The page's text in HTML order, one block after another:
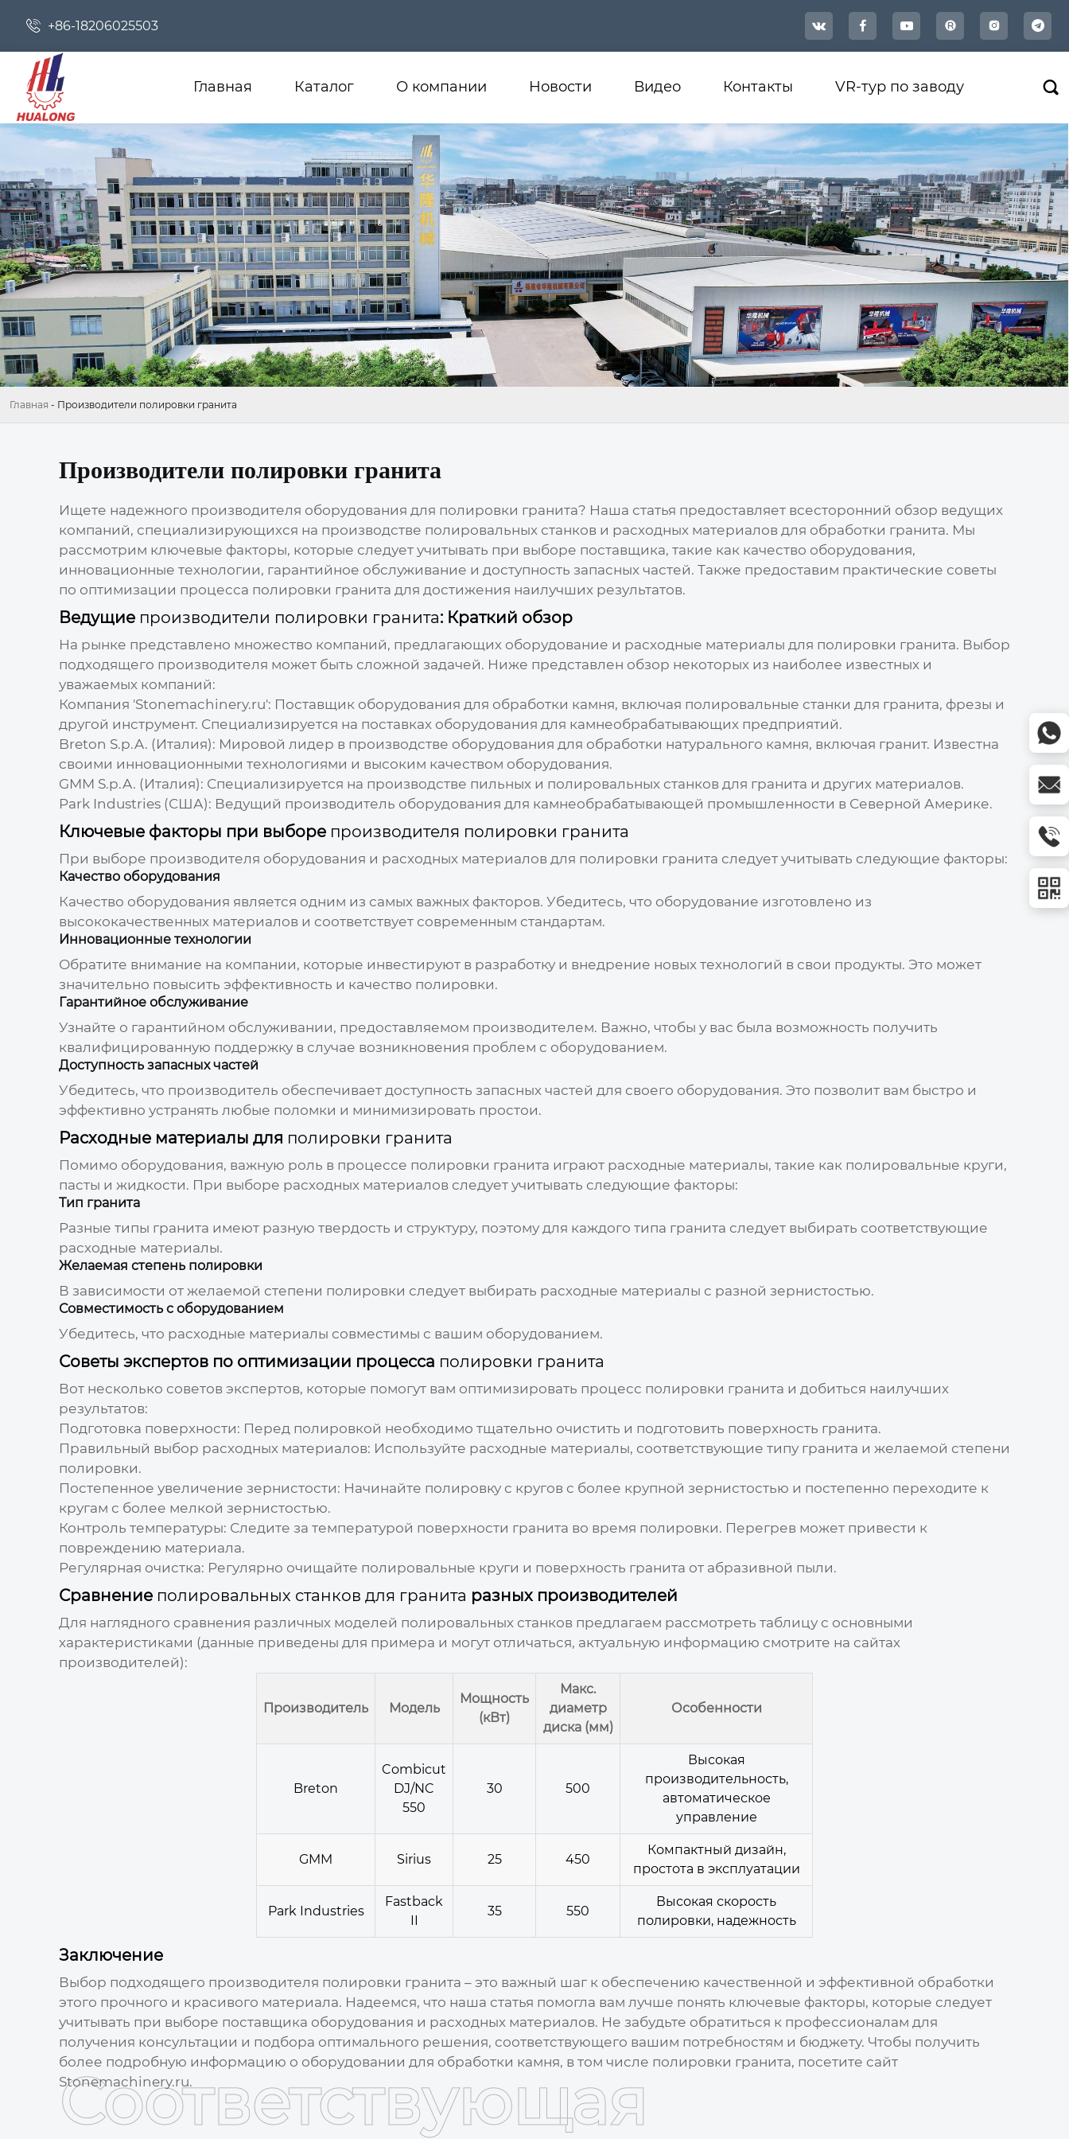
 +86-18206025503    
Главная Каталог О компании Новости Видео Контакты VR-тур по заводу 
Главная - Производители полировки гранита
Производители полировки гранита
Ищете надежного производителя оборудования для полировки гранита? Наша статья предоставляет всесторонний обзор ведущих
компаний, специализирующихся на производстве полировальных станков и расходных материалов для обработки гранита. Мы
рассмотрим ключевые факторы, которые следует учитывать при выборе поставщика, такие как качество оборудования,
инновационные технологии, гарантийное обслуживание и доступность запасных частей. Также предоставим практические советы
по оптимизации процесса полировки гранита для достижения наилучших результатов.
Ведущие производители полировки гранита: Краткий обзор
На рынке представлено множество компаний, предлагающих оборудование и расходные материалы для полировки гранита. Выбор
подходящего производителя может быть сложной задачей. Ниже представлен обзор некоторых из наиболее известных и
уважаемых компаний:
Компания 'Stonemachinery.ru': Поставщик оборудования для обработки камня, включая полировальные станки для гранита, фрезы и
другой инструмент. Специализируется на поставках оборудования для камнеобрабатывающих предприятий.
Breton S.p.A. (Италия): Мировой лидер в производстве оборудования для обработки натурального камня, включая гранит. Известна
своими инновационными технологиями и высоким качеством оборудования.
GMM S.p.A. (Италия): Специализируется на производстве пильных и полировальных станков для гранита и других материалов.
Park Industries (США): Ведущий производитель оборудования для камнеобрабатывающей промышленности в Северной Америке.
Ключевые факторы при выборе производителя полировки гранита
При выборе производителя оборудования и расходных материалов для полировки гранита следует учитывать следующие факторы:
Качество оборудования
Качество оборудования является одним из самых важных факторов. Убедитесь, что оборудование изготовлено из
высококачественных материалов и соответствует современным стандартам.
Инновационные технологии
Обратите внимание на компании, которые инвестируют в разработку и внедрение новых технологий в свои продукты. Это может
значительно повысить эффективность и качество полировки.
Гарантийное обслуживание
Узнайте о гарантийном обслуживании, предоставляемом производителем. Важно, чтобы у вас была возможность получить
квалифицированную поддержку в случае возникновения проблем с оборудованием.
Доступность запасных частей
Убедитесь, что производитель обеспечивает доступность запасных частей для своего оборудования. Это позволит вам быстро и
эффективно устранять любые поломки и минимизировать простои.
Расходные материалы для полировки гранита
Помимо оборудования, важную роль в процессе полировки гранита играют расходные материалы, такие как полировальные круги,
пасты и жидкости. При выборе расходных материалов следует учитывать следующие факторы:
Тип гранита
Разные типы гранита имеют разную твердость и структуру, поэтому для каждого типа гранита следует выбирать соответствующие
расходные материалы.
Желаемая степень полировки
В зависимости от желаемой степени полировки следует выбирать расходные материалы с разной зернистостью.
Совместимость с оборудованием
Убедитесь, что расходные материалы совместимы с вашим оборудованием.
Советы экспертов по оптимизации процесса полировки гранита
Вот несколько советов экспертов, которые помогут вам оптимизировать процесс полировки гранита и добиться наилучших
результатов:
Подготовка поверхности: Перед полировкой необходимо тщательно очистить и подготовить поверхность гранита.
Правильный выбор расходных материалов: Используйте расходные материалы, соответствующие типу гранита и желаемой степени
полировки.
Постепенное увеличение зернистости: Начинайте полировку с кругов с более крупной зернистостью и постепенно переходите к
кругам с более мелкой зернистостью.
Контроль температуры: Следите за температурой поверхности гранита во время полировки. Перегрев может привести к
повреждению материала.
Регулярная очистка: Регулярно очищайте полировальные круги и поверхность гранита от абразивной пыли.
Сравнение полировальных станков для гранита разных производителей
Для наглядного сравнения различных моделей полировальных станков предлагаем рассмотреть таблицу с основными
характеристиками (данные приведены для примера и могут отличаться, актуальную информацию смотрите на сайтах
производителей):
Производитель Модель
Мощность
(кВт)
Макс.
диаметр
диска (мм)
Особенности
Breton
Combicut
DJ/NC
550
30 500
Высокая
производительность,
автоматическое
управление
GMM Sirius 25 450
Компактный дизайн,
простота в эксплуатации
Park Industries
Fastback
II
35 550
Высокая скорость
полировки, надежность
Заключение
Выбор подходящего производителя полировки гранита – это важный шаг к обеспечению качественной и эффективной обработки
этого прочного и красивого материала. Надеемся, что наша статья помогла вам лучше понять ключевые факторы, которые следует
учитывать при выборе поставщика оборудования и расходных материалов. Не забудьте обратиться к профессионалам для
получения консультации и подбора оптимального решения, соответствующего вашим потребностям и бюджету. Чтобы получить
более подробную информацию о оборудовании для обработки камня, в том числе полировки гранита, посетите сайт
Stonemachinery.ru.
Соответствующая